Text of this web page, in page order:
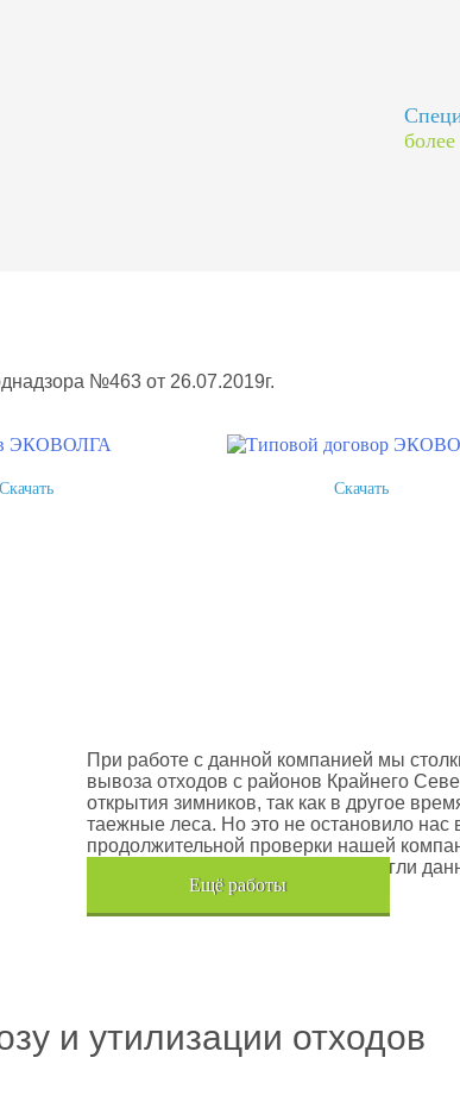
№463 от 26.07.2019г.
Скачать Скачать
При работе с данной компанией мы
вывоза отходов с районов Крайнего
открытия зимников, так как в другое
таежные леса. Но это не остановило
продолжительной проверки нашей
транспортного средства, мы помогли
Хочется также отметить, что…
Eщё работы
и утилизации отходов